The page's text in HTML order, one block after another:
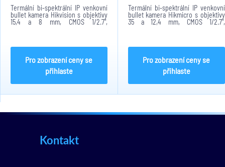
Termální bi-spektrální IP venkovní
bullet kamera Hikvision s objektivy
15,4 a 8 mm, CMOS 1/2.7",
až 75 m. SD...
Pro zobrazení ceny se
přihlaste
Termální bi-spektrální IP venkovní
bullet kamera Hikmicro s objektivy
35 a 12,4 mm, CMOS 1/2.7",
až 100 m. SD...
Pro zobrazení ceny se
přihlaste
Kontakt